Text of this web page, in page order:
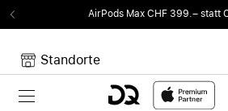
AirPods Max CHF 399.– statt CHF 499.–
Standorte
Toggle navigation